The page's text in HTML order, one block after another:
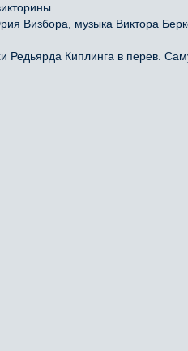
Визбора, музыка Виктора
Киплинга в перев.